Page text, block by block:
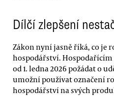
Dílčí zlepšení
Zákon nyní jasně říká, co je
hospodářství.
od 1. ledna 2026 požádat o
umožní používat označení
hospodářství na svých